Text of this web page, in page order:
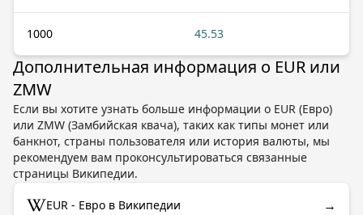
1000 45.53
Дополнительная информация о EUR или
ZMW
Если вы хотите узнать больше информации о EUR (Евро)
или ZMW (Замбийская квача), таких как типы монет или
банкнот, страны пользователя или история валюты, мы
рекомендуем вам проконсультироваться связанные
страницы Википедии.
EUR - Евро в Википедии →